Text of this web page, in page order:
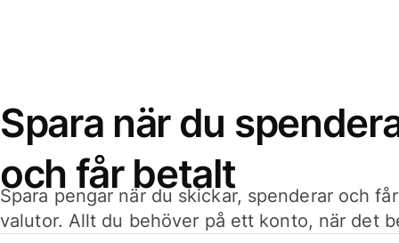
Spara när du
och får betalt
Spara pengar när du skickar, spenderar och
valutor. Allt du behöver på ett konto, när det